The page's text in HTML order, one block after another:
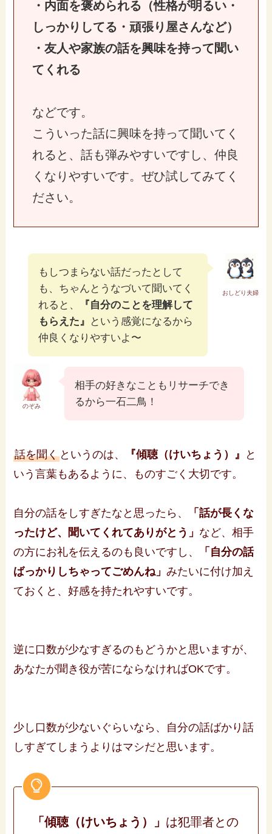
・内面を褒められる（性格が明るい・
しっかりしてる・頑張り屋さんなど）
・友人や家族の話を興味を持って聞い
てくれる
などです。
こういった話に興味を持って聞いてく
れると、話も弾みやすいですし、仲良
くなりやすいです。ぜひ試してみてく
ださい。
おしどり夫婦
もしつまらない話だったとして
も、ちゃんとうなづいて聞いてく
れると、
『自分のことを理解して
もらえた』
という感覚になるから
仲良くなりやすいよ〜
のぞみ
相手の好きなこともリサーチでき
るから一石二鳥！
話を聞く というのは、 『傾聴（けいちょう）』
と
いう言葉もあるように、ものすごく大切です。
自分の話をしすぎたなと思ったら、
「話が長くな
ったけど、聞いてくれてありがとう」 など、相手
の方にお礼を伝えるのも良いですし、
「自分の話
ばっかりしちゃってごめんね」みたいに付け加え
ておくと、好感を持たれやすいです。
逆に口数が少なすぎるのもどうかと思いますが、
あなたが聞き役が苦にならなければOKです。
少し口数が少ないぐらいなら、自分の話ばかり話
しすぎてしまうよりはマシだと思います。
「傾聴（けいちょう）」 は犯罪者との